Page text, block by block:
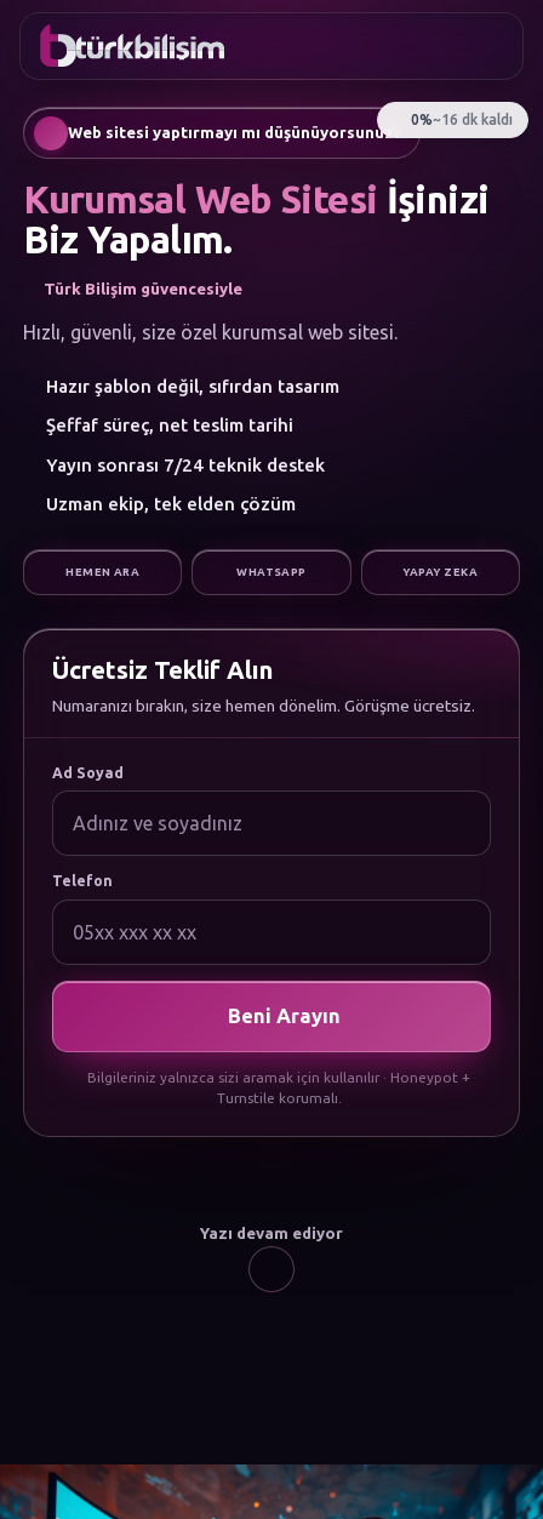
FAVORILER
Mobil Uygulama
AI Chatbot & Müşteri Asistanları
Sosyal Medya Yönetimi
Google Ads & Performans Pazarlaması
E-Ticaret
Yapay Zeka
Atölye
KATEGORILERI
Web Yazılım
Mobil Uygulama
Dijital Pazarlama
Hakkımızda
Kariyer
Dökümanlar
Uygulamamızı İndirin
Gizlilik Politikası
Çerez Politikası
Kullanım Koşulları
İletişim
0216
755 3
555 Web sitesi yaptırmayı mı düşünüyorsunuz?
Kurumsal Web Sitesi İşinizi
Biz Yapalım.
Türk Bilişim güvencesiyle
Hızlı, güvenli, size özel kurumsal web sitesi.
Hazır şablon değil, sıfırdan tasarım
Şeffaf süreç, net teslim tarihi
Yayın sonrası 7/24 teknik destek
Uzman ekip, tek elden çözüm
HEMEN ARA WHATSAPP YAPAY ZEKA
Ücretsiz Teklif Alın
Numaranızı bırakın, size hemen dönelim. Görüşme ücretsiz.
Ad Soyad
Telefon
Beni Arayın
Bilgileriniz yalnızca sizi aramak için kullanılır · Honeypot +
Turnstile korumalı.
Yazı devam ediyor